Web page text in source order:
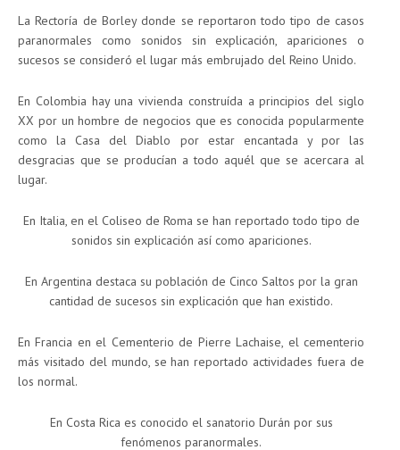
La Rectoría de Borley donde se reportaron todo tipo de casos
paranormales como sonidos sin explicación, apariciones o
sucesos se consideró el lugar más embrujado del Reino Unido.
En Colombia hay una vivienda construída a principios del siglo
XX por un hombre de negocios que es conocida popularmente
como la Casa del Diablo por estar encantada y por las
desgracias que se producían a todo aquél que se acercara al
lugar.
En Italia, en el Coliseo de Roma se han reportado todo tipo de
sonidos sin explicación así como apariciones.
En Argentina destaca su población de Cinco Saltos por la gran
cantidad de sucesos sin explicación que han existido.
En Francia en el Cementerio de Pierre Lachaise, el cementerio
más visitado del mundo, se han reportado actividades fuera de
los normal.
En Costa Rica es conocido el sanatorio Durán por sus
fenómenos paranormales.